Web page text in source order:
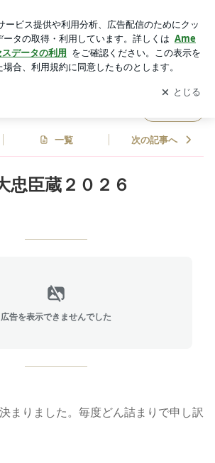
by Ameba
ドして ブログの更新通知
を受け取りまし
開く
一覧 次の記事へ
忠臣蔵２０２６
広告を表示できませんでした
まりました。毎度どん詰まりで申し訳